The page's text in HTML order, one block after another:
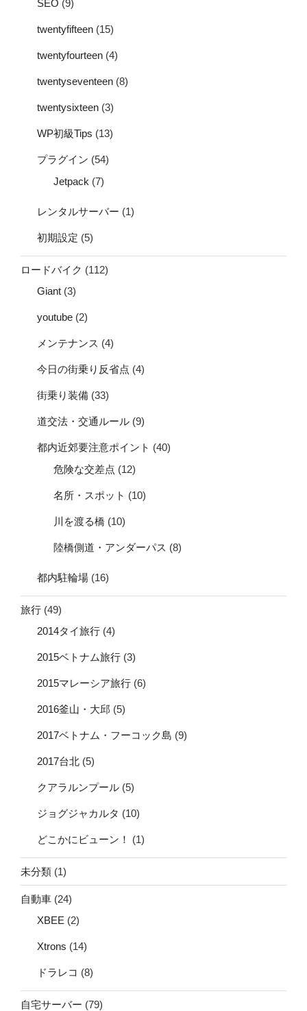
SEO (9)
twentyfifteen (15)
twentyfourteen (4)
twentyseventeen (8)
twentysixteen (3)
WP初級Tips (13)
プラグイン (54)
Jetpack (7)
レンタルサーバー (1)
初期設定 (5)
ロードバイク (112)
Giant (3)
youtube (2)
メンテナンス (4)
今日の街乗り反省点 (4)
街乗り装備 (33)
道交法・交通ルール (9)
都内近郊要注意ポイント (40)
危険な交差点 (12)
名所・スポット (10)
川を渡る橋 (10)
陸橋側道・アンダーパス (8)
都内駐輪場 (16)
旅行 (49)
2014タイ旅行 (4)
2015ベトナム旅行 (3)
2015マレーシア旅行 (6)
2016釜山・大邱 (5)
2017ベトナム・フーコック島 (9)
2017台北 (5)
クアラルンプール (5)
ジョグジャカルタ (10)
どこかにビューン！ (1)
未分類 (1)
自動車 (24)
XBEE (2)
Xtrons (14)
ドラレコ (8)
自宅サーバー (79)